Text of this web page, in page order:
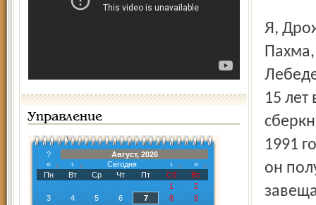
Управление
?
Август, 2026
«
‹ Сегодня ›
»
Пн
Вт Ср Чт Пт Сб
Вс
1
2
3
4 5 6 7 8
9
Я, Дрожжинина Евдокия Сергеевна, проживающая в селе
Пахма,
15
1991
он